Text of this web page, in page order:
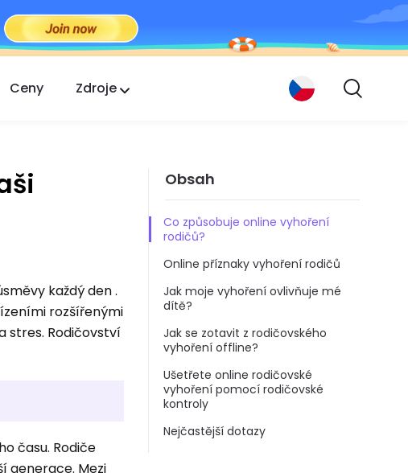
Ceny Zdroje
každý den .
rozšířenými
stres. Rodičovství
času. Rodiče
generace. Mezi
Obsah
Co způsobuje online vyhoření
rodičů?
Online příznaky vyhoření rodičů
Jak moje vyhoření ovlivňuje mé
dítě?
Jak se zotavit z rodičovského
vyhoření offline?
Ušetřete online rodičovské
vyhoření pomocí rodičovské
kontroly
Nejčastější dotazy